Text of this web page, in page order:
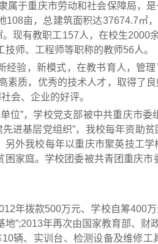
属于重庆市劳动和社会保障局，
亩，总建筑面积达37674.7㎡
现有教职工157人，在校生2000
师、工程师等职称的教师56人。
验，新模式，在教书育人，管
素质，优秀的技术人才，取得了
会、企业的好评。
位”，学校党支部被中共重庆市委
进基层党组织”，我校每年资助
外我校每年以重庆市聚英技工
家庭。学校团委被共青团重庆市
年拨款500万元、学校自筹400
”;2013年再次由国家教育部、财
辆、实训台、检测设备及维修工